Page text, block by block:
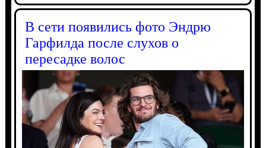
В сети появились фото Эндрю
Гарфилда после слухов о
пересадке волос